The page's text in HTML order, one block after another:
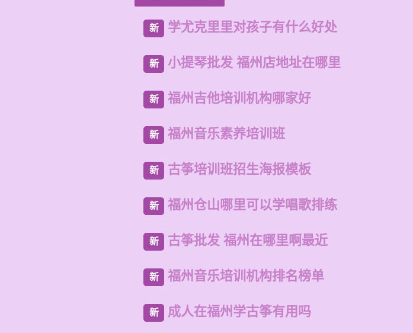
新 学尤克里里对孩子有什么好处
新 小提琴批发 福州店地址在哪里
新 福州吉他培训机构哪家好
新 福州音乐素养培训班
新 古筝培训班招生海报模板
新 福州仓山哪里可以学唱歌排练
新 古筝批发 福州在哪里啊最近
新 福州音乐培训机构排名榜单
新 成人在福州学古筝有用吗